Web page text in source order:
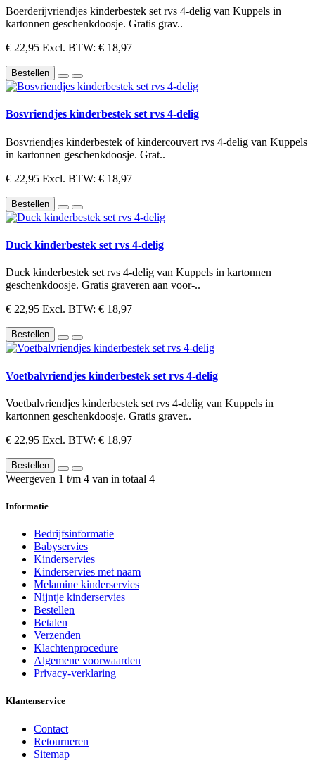
Boerderijvriendjes kinderbestek set rvs 4-delig van Kuppels in
kartonnen geschenkdoosje. Gratis grav..
€ 22,95 Excl. BTW: € 18,97
Bestellen
Bosvriendjes kinderbestek set rvs 4-delig
Bosvriendjes kinderbestek of kindercouvert rvs 4-delig van Kuppels
in kartonnen geschenkdoosje. Grat..
€ 22,95 Excl. BTW: € 18,97
Bestellen
Duck kinderbestek set rvs 4-delig
Duck kinderbestek set rvs 4-delig van Kuppels in kartonnen
geschenkdoosje. Gratis graveren aan voor-..
€ 22,95 Excl. BTW: € 18,97
Bestellen
Voetbalvriendjes kinderbestek set rvs 4-delig
Voetbalvriendjes kinderbestek set rvs 4-delig van Kuppels in
kartonnen geschenkdoosje. Gratis graver..
€ 22,95 Excl. BTW: € 18,97
Bestellen
Weergeven 1 t/m 4 van in totaal 4
Informatie
Bedrijfsinformatie
Babyservies
Kinderservies
Kinderservies met naam
Melamine kinderservies
Nijntje kinderservies
Bestellen
Betalen
Verzenden
Klachtenprocedure
Algemene voorwaarden
Privacy-verklaring
Klantenservice
Contact
Retourneren
Sitemap